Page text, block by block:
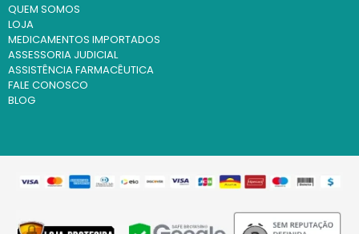
QUEM SOMOS
LOJA
MEDICAMENTOS IMPORTADOS
ASSESSORIA JUDICIAL
ASSISTÊNCIA FARMACÊUTICA
FALE CONOSCO
BLOG